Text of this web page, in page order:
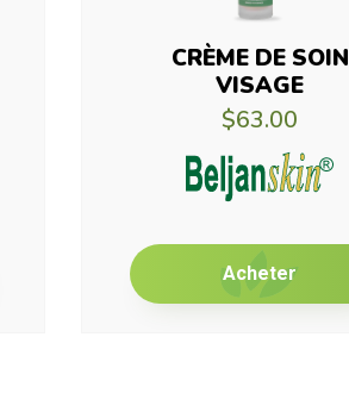
CRÈME DE SOIN
VISAGE
$63.00
Acheter